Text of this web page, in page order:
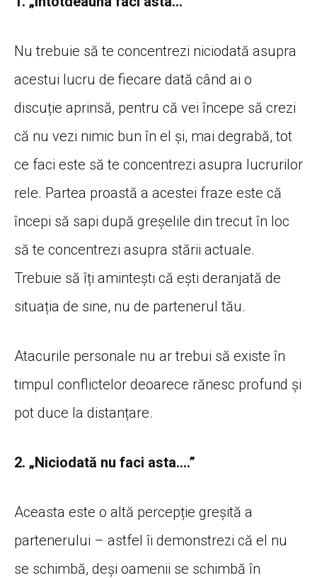
Nu trebuie să te concentrezi niciodată asupra
acestui lucru de fiecare dată când ai o
discuție aprinsă, pentru că vei începe să crezi
că nu vezi nimic bun în el și, mai degrabă, tot
ce faci este să te concentrezi asupra lucrurilor
rele. Partea proastă a acestei fraze este că
începi să sapi după greșelile din trecut în loc
să te concentrezi asupra stării actuale.
Trebuie să îți amintești că ești deranjată de
situația de sine, nu de partenerul tău.
Atacurile personale nu ar trebui să existe în
timpul conflictelor deoarece rănesc profund și
pot duce la distanțare.
2. „Niciodată nu faci asta….”
Aceasta este o altă percepție greșită a
partenerului – astfel îi demonstrezi că el nu
se schimbă, deși oamenii se schimbă în